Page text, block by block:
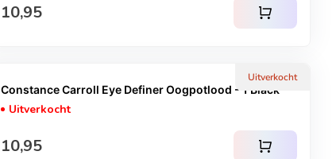
Normale prijs
10,95 shopping_cart
Uitverkocht
Constance Carroll Eye Definer Oogpotlood - 1 Black
Uitverkocht
Normale prijs
10,95 shopping_cart